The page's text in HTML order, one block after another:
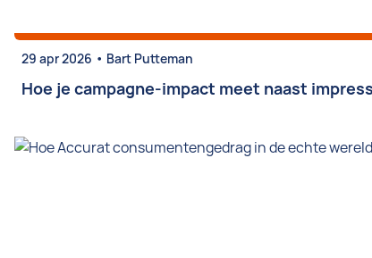
29 apr 2026 • Bart Putteman
Hoe je campagne-impact meet naast